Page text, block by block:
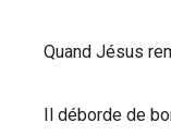
Quand Jésus
Il déborde de